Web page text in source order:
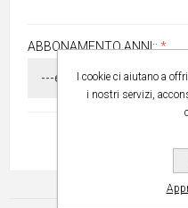
ABBONAMENTO ANNI::*
I cookie ci aiutano a
i nostri servizi,